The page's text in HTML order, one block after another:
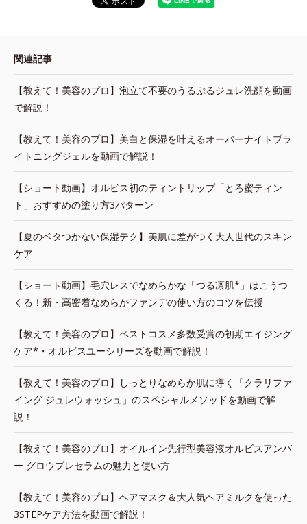
関連記事
【教えて！美容のプロ】泡立て不要のうるぷるジュレ洗顔を動画
で解説！
【教えて！美容のプロ】美白と保湿を叶えるオーバーナイトブラ
イトニングジェルを動画で解説！
【ショート動画】オルビス初のティントリップ「とろ蜜ティン
ト」おすすめの塗り方3パターン
【夏のベタつかない保湿テク】美肌に差がつく大人世代のスキン
ケア
【ショート動画】毛穴レスでなめらかな「つる凛肌*」はこうつ
くる！新・高密着なめらかファンデの使い方のコツを伝授
【教えて！美容のプロ】ベストコスメ多数受賞の初期エイジング
ケア*・オルビスユーシリーズを動画で解説！
【教えて！美容のプロ】しっとりなめらか肌に導く「クラリファ
イング ジュレウォッシュ」のスペシャルメソッドを動画で解
説！
【教えて！美容のプロ】オイルイン先行型美容液オルビスアンバ
ー グロウプレセラムの魅力と使い方
【教えて！美容のプロ】ヘアマスク＆大人気ヘアミルクを使った
3STEPケア方法を動画で解説！